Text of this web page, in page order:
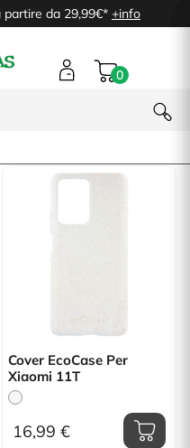
partire da 29,99€* +info
0
Cover EcoCase Per
Xiaomi 11T
16,99 €